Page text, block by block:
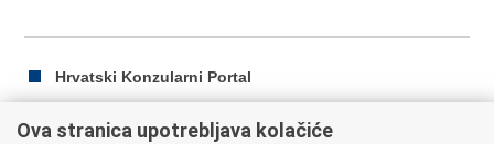
Hrvatski Konzularni Portal
Ova stranica upotrebljava kolačiće